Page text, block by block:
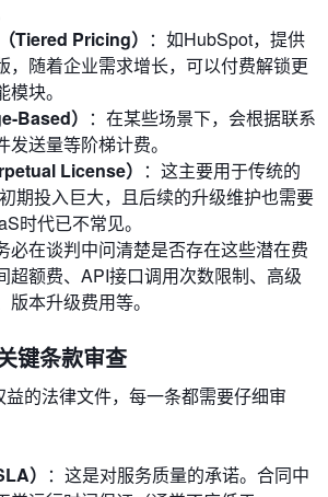
Tiered Pricing） ：如HubSpot，提供
，随着企业需求增长，可以付费解锁更
块。
Based） ：在某些场景下，会根据联系
送量等阶梯计费。
License） ：这主要用于传统的
期投入巨大，且后续的升级维护也需要
时代已不常见。
必在谈判中问清楚是否存在这些潜在费
超额费、API接口调用次数限制、高级
本升级费用等。
键条款审查
的法律文件，每一条都需要仔细审
） ：这是对服务质量的承诺。合同中